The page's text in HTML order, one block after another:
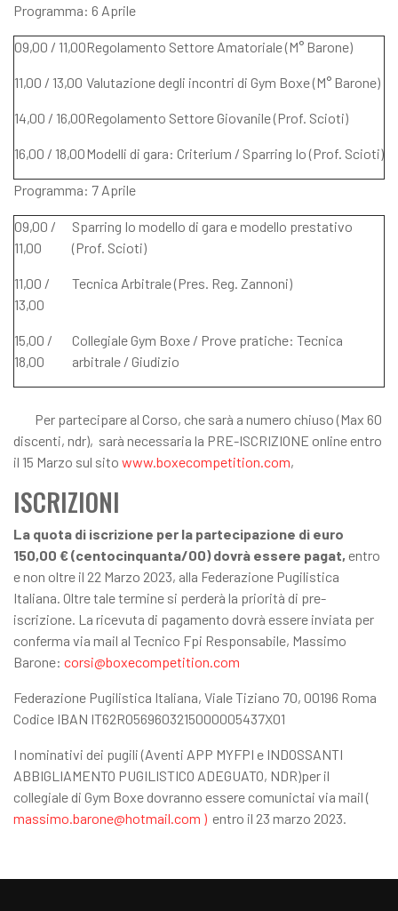
Programma: 6 Aprile
09,00 / 11,00Regolamento Settore Amatoriale (M° Barone)
11,00 / 13,00 Valutazione degli incontri di Gym Boxe (M° Barone)
14,00 / 16,00Regolamento Settore Giovanile (Prof. Scioti)
16,00 / 18,00Modelli di gara: Criterium / Sparring Io (Prof. Scioti)
Programma: 7 Aprile
09,00 /
11,00
Sparring Io modello di gara e modello prestativo
(Prof. Scioti)
11,00 /
13,00
Tecnica Arbitrale (Pres. Reg. Zannoni)
15,00 /
18,00
Collegiale Gym Boxe / Prove pratiche: Tecnica
arbitrale / Giudizio
Per partecipare al Corso, che sarà a numero chiuso (Max 60
discenti, ndr), sarà necessaria la PRE-ISCRIZIONE online entro
il 15 Marzo sul sito www.boxecompetition.com,
ISCRIZIONI
La quota di iscrizione per la partecipazione di euro
150,00 € (centocinquanta/00) dovrà essere pagat, entro
e non oltre il 22 Marzo 2023, alla Federazione Pugilistica
Italiana. Oltre tale termine si perderà la priorità di pre-
iscrizione. La ricevuta di pagamento dovrà essere inviata per
conferma via mail al Tecnico Fpi Responsabile, Massimo
Barone: corsi@boxecompetition.com
Federazione Pugilistica Italiana, Viale Tiziano 70, 00196 Roma
Codice IBAN IT62R0569603215000005437X01
I nominativi dei pugili (Aventi APP MYFPI e INDOSSANTI
ABBIGLIAMENTO PUGILISTICO ADEGUATO, NDR)per il
collegiale di Gym Boxe dovranno essere comunictai via mail (
massimo.barone@hotmail.com ) entro il 23 marzo 2023.